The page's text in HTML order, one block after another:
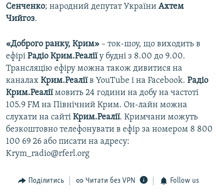
Сенченко; народний депутат України Ахтем
Чийгоз.
«Доброго ранку, Крим» – ток-шоу, що виходить в
ефірі Радіо Крим.Реаліїу будні з 8.00 до 9.00.
Трансляцію ефіру можна також дивитися на
каналах Крим.Реаліїв YouTube і на Facebook. Радіо
Крим.Реаліїмовить 24 години на добу на частоті
105.9 FM на Північний Крим. Он-лайн можна
слухати на сайті Крим.Реалії. Кримчани можуть
безкоштовно телефонувати в ефір за номером 8 800
100 69 26 або писати на адресу:
Krym_radio@rferl.org
Поділитись Читати без VPN Follow us